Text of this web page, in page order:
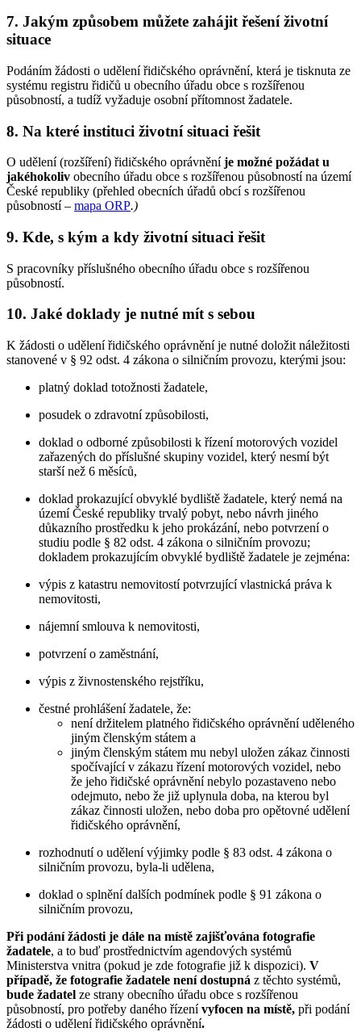
7. Jakým způsobem můžete zahájit řešení životní
situace
Podáním žádosti o udělení řidičského oprávnění, která je tisknuta ze
systému registru řidičů u obecního úřadu obce s rozšířenou
působností, a tudíž vyžaduje osobní přítomnost žadatele.
8. Na které instituci životní situaci řešit
O udělení (rozšíření) řidičského oprávněníje možné požádat u
jakéhokoliv obecního úřadu obce s rozšířenou působností na území
České republiky (přehled obecních úřadů obcí s rozšířenou
působností – mapa ORP.)
9. Kde, s kým a kdy životní situaci řešit
S pracovníky příslušného obecního úřadu obce s rozšířenou
působností.
10. Jaké doklady je nutné mít s sebou
K žádosti o udělení řidičského oprávnění je nutné doložit náležitosti
stanovené v § 92 odst. 4 zákona o silničním provozu, kterými jsou:
platný doklad totožnosti žadatele,
posudek o zdravotní způsobilosti,
doklad o odborné způsobilosti k řízení motorových vozidel
zařazených do příslušné skupiny vozidel, který nesmí být
starší než 6 měsíců,
doklad prokazující obvyklé bydliště žadatele, který nemá na
území České republiky trvalý pobyt, nebo návrh jiného
důkazního prostředku k jeho prokázání, nebo potvrzení o
studiu podle § 82 odst. 4 zákona o silničním provozu;
dokladem prokazujícím obvyklé bydliště žadatele je zejména:
výpis z katastru nemovitostí potvrzující vlastnická práva k
nemovitosti,
nájemní smlouva k nemovitosti,
potvrzení o zaměstnání,
výpis z živnostenského rejstříku,
čestné prohlášení žadatele, že:
není držitelem platného řidičského oprávnění uděleného
jiným členským státem a
jiným členským státem mu nebyl uložen zákaz činnosti
spočívající v zákazu řízení motorových vozidel, nebo
že jeho řidičské oprávnění nebylo pozastaveno nebo
odejmuto, nebo že již uplynula doba, na kterou byl
zákaz činnosti uložen, nebo doba pro opětovné udělení
řidičského oprávnění,
rozhodnutí o udělení výjimky podle § 83 odst. 4 zákona o
silničním provozu, byla-li udělena,
doklad o splnění dalších podmínek podle § 91 zákona o
silničním provozu,
Při podání žádosti je dále na místě zajišťována fotografie
žadatele, a to buď prostřednictvím agendových systémů
Ministerstva vnitra (pokud je zde fotografie již k dispozici). V
případě, že fotografie žadatele není dostupná z těchto systémů,
bude žadatel ze strany obecního úřadu obce s rozšířenou
působností, pro potřeby daného řízenívyfocen na místě, při podání
žádosti o udělení řidičského oprávnění.